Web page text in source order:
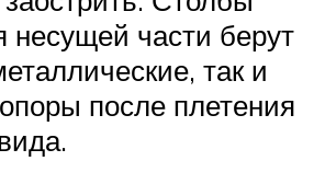
несущей части берут
так и
после плетения